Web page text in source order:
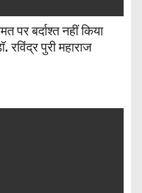
पर बर्दाश्त नहीं किया
रविंद्र पुरी महाराज